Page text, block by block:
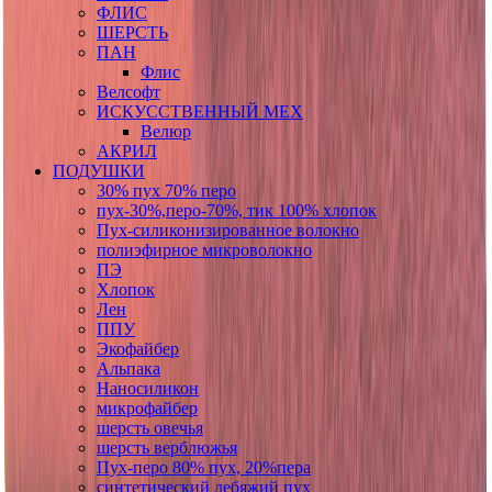
ФЛИС
ШЕРСТЬ
ПАН
Флис
Велсофт
ИСКУССТВЕННЫЙ МЕХ
Велюр
АКРИЛ
ПОДУШКИ
30% пух 70% перо
пух-30%,перо-70%, тик 100% хлопок
Пух-силиконизированное волокно
полиэфирное микроволокно
ПЭ
Хлопок
Лен
ППУ
Экофайбер
Альпака
Наносиликон
микрофайбер
шерсть овечья
шерсть верблюжья
Пух-перо 80% пух, 20%пера
синтетический лебяжий пух